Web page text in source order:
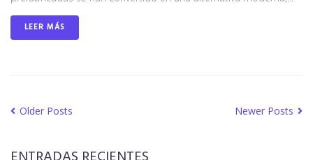
LEER MÁS
Older Posts Newer Posts